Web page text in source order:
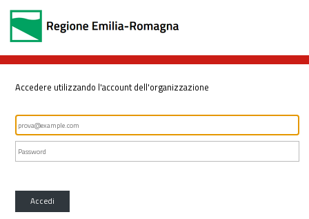
Accedere utilizzando l'account dell'organizzazione
Accedi